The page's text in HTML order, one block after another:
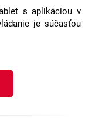
s aplikáciou v
je súčasťou